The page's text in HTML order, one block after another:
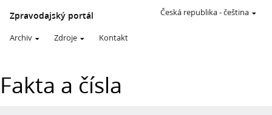
Zpravodajský portál
Archiv Zdroje Kontakt
Česká republika-čeština
Fakta a čísla